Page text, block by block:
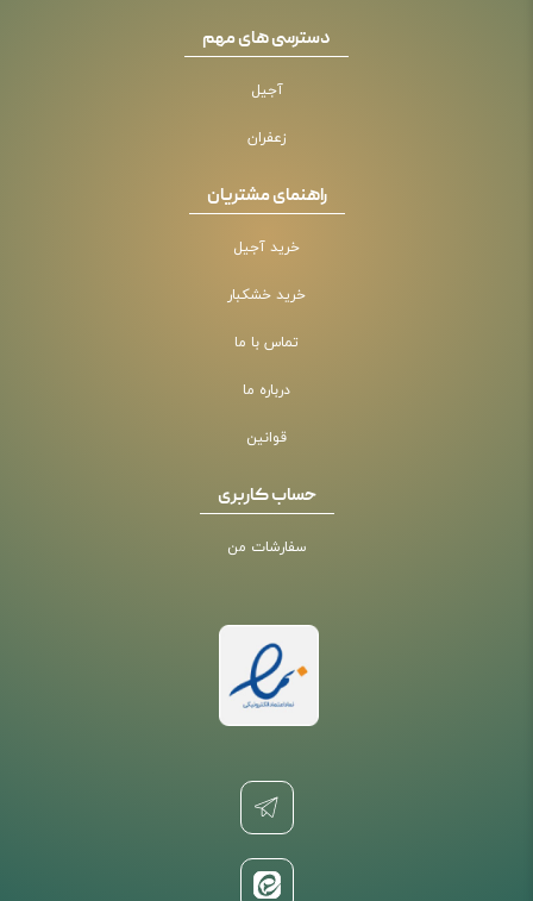
دسترسی های مهم
آجیل
زعفران
راهنمای مشتریان
خرید آجیل
خرید خشکبار
تماس با ما
درباره ما
قوانین
حساب کاربری
سفارشات من